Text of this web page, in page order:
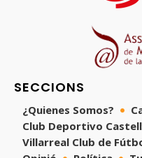
SECCIONS
¿Quienes Somos?
Club Deportivo
Villarreal Club de